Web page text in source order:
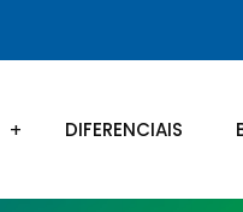
DIFERENCIAIS